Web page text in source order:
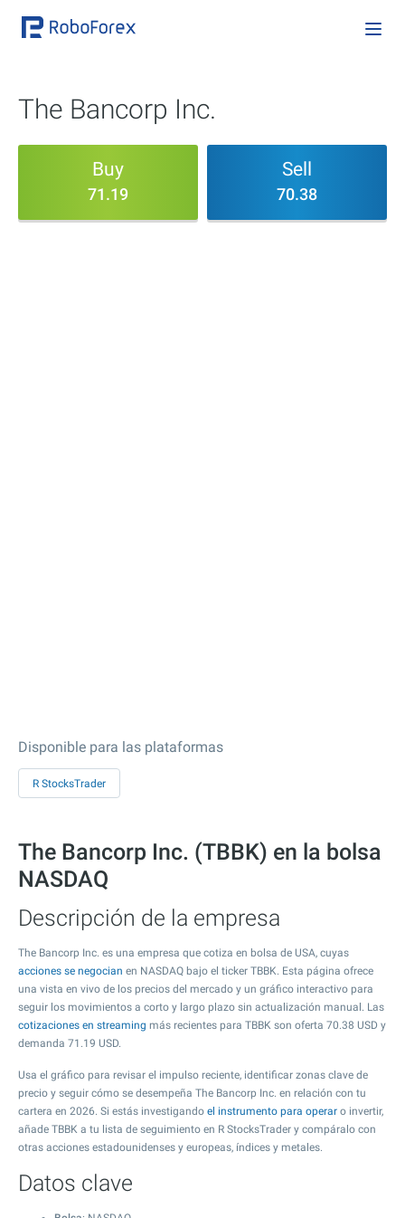
The Bancorp Inc.
Buy
71.19
Sell
70.38
Disponible para las plataformas
R StocksTrader
The Bancorp Inc. (TBBK) en la bolsa
NASDAQ
Descripción de la empresa
The Bancorp Inc. es una empresa que cotiza en bolsa de USA, cuyas
acciones se negocian en NASDAQ bajo el ticker TBBK. Esta página ofrece
una vista en vivo de los precios del mercado y un gráfico interactivo para
seguir los movimientos a corto y largo plazo sin actualización manual. Las
cotizaciones en streaming más recientes para TBBK son oferta 70.38 USD y
demanda 71.19 USD.
Usa el gráfico para revisar el impulso reciente, identificar zonas clave de
precio y seguir cómo se desempeña The Bancorp Inc. en relación con tu
cartera en 2026. Si estás investigando el instrumento para operar o invertir,
añade TBBK a tu lista de seguimiento en R StocksTrader y compáralo con
otras acciones estadounidenses y europeas, índices y metales.
Datos clave